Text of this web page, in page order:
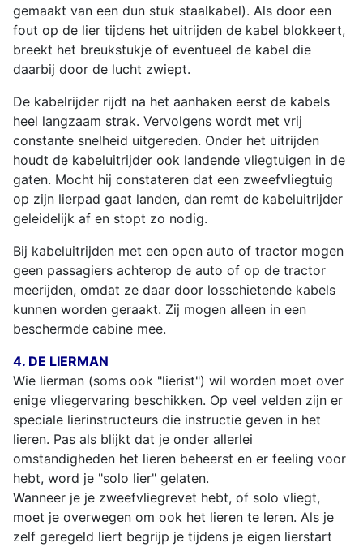
gemaakt van een dun stuk staalkabel). Als door een
fout op de lier tijdens het uitrijden de kabel blokkeert,
breekt het breukstukje of eventueel de kabel die
daarbij door de lucht zwiept.
De kabelrijder rijdt na het aanhaken eerst de kabels
heel langzaam strak. Vervolgens wordt met vrij
constante snelheid uitgereden. Onder het uitrijden
houdt de kabeluitrijder ook landende vliegtuigen in de
gaten. Mocht hij constateren dat een zweefvliegtuig
op zijn lierpad gaat landen, dan remt de kabeluitrijder
geleidelijk af en stopt zo nodig.
Bij kabeluitrijden met een open auto of tractor mogen
geen passagiers achterop de auto of op de tractor
meerijden, omdat ze daar door losschietende kabels
kunnen worden geraakt. Zij mogen alleen in een
beschermde cabine mee.
4. DE LIERMAN
Wie lierman (soms ook "lierist") wil worden moet over
enige vliegervaring beschikken. Op veel velden zijn er
speciale lierinstructeurs die instructie geven in het
lieren. Pas als blijkt dat je onder allerlei
omstandigheden het lieren beheerst en er feeling voor
hebt, word je "solo lier" gelaten.
Wanneer je je zweefvliegrevet hebt, of solo vliegt,
moet je overwegen om ook het lieren te leren. Als je
zelf geregeld liert begrijp je tijdens je eigen lierstart